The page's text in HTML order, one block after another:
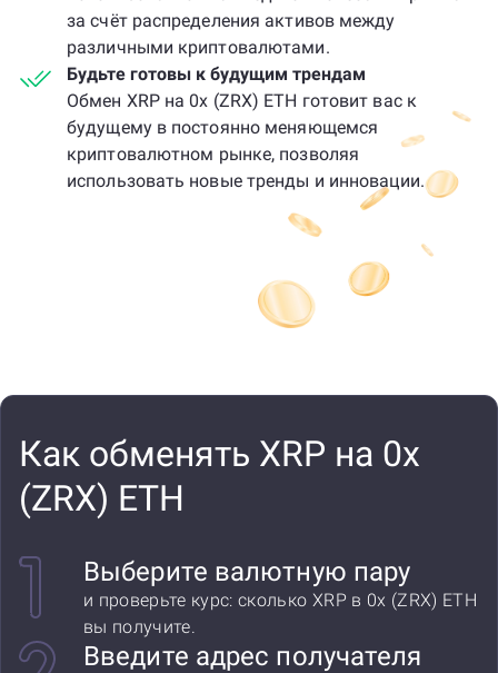
за счёт распределения активов между
различными криптовалютами.
Будьте готовы к будущим трендам
Обмен XRP на 0x (ZRX) ETH готовит вас к
будущему в постоянно меняющемся
криптовалютном рынке, позволяя
использовать новые тренды и инновации.
Как обменять XRP на 0x
(ZRX) ETH
Выберите валютную пару
и проверьте курс: сколько XRP в 0x (ZRX) ETH
вы получите.
Введите адрес получателя